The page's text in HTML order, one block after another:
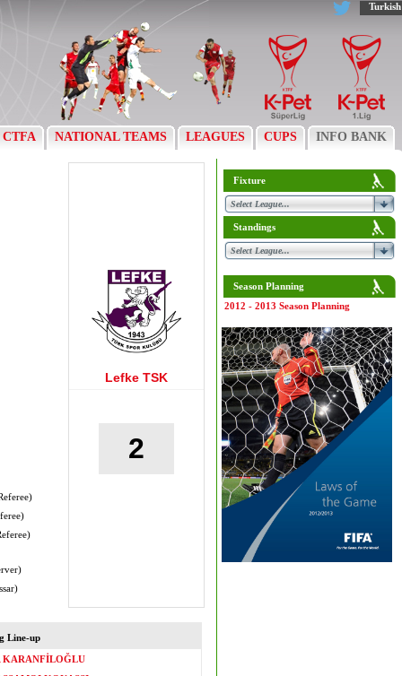
Turkish
CTFA NATIONAL TEAMS LEAGUES CUPS INFO BANK
Lefke TSK
2
Line-up
KARANFİLOĞLU
Fixture
Standings
Season Planning
2012 - 2013 Season Planning